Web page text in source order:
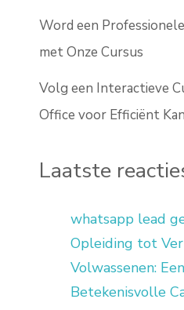
Word een
met Onze Cursus
Volg een Interactieve
Office voor Efficiënt
Laatste
whatsapp lead
Opleiding tot
Volwassenen:
Betekenisvolle